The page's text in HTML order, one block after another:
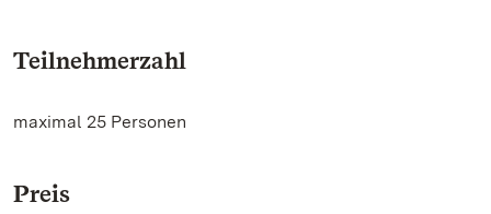
Teilnehmerzahl
maximal 25 Personen
Preis